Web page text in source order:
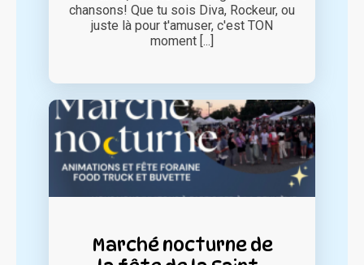
chansons! Que tu sois Diva, Rockeur, ou
juste là pour t'amuser, c'est TON
moment [...]
Marché nocturne de